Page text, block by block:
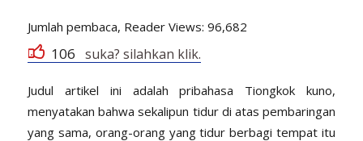
Jumlah pembaca, ReaderViews: 96,682
106 suka? silahkan klik.
Judul artikel ini adalah pribahasa Tiongkok kuno,
menyatakan bahwa sekalipun tidur di atas pembaringan
yang sama, orang-orang yang tidur berbagi tempat itu